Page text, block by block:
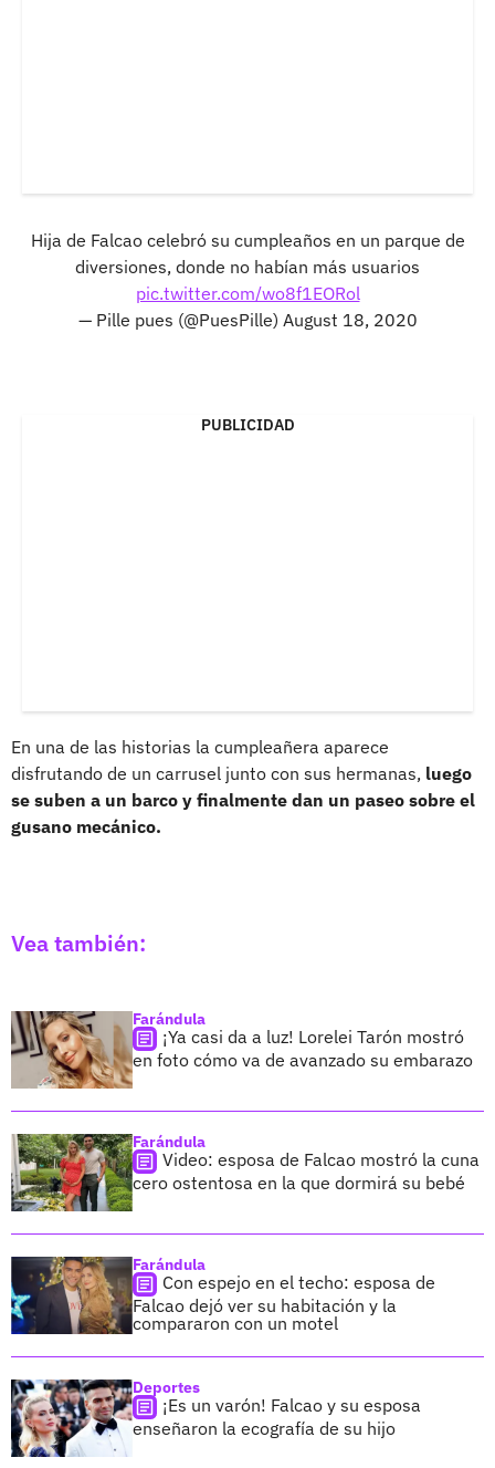
Hija de Falcao celebró su cumpleaños en un parque de
diversiones, donde no habían más usuarios
pic.twitter.com/wo8f1EORol
— Pille pues (@PuesPille) August 18, 2020
PUBLICIDAD
En una de las historias la cumpleañera aparece
disfrutando de un carrusel junto con sus hermanas, luego
se suben a un barco y finalmente dan un paseo sobre el
gusano mecánico.
Vea también:
Farándula
¡Ya casi da a luz! Lorelei Tarón mostró
en foto cómo va de avanzado su embarazo
Farándula
Video: esposa de Falcao mostró la cuna
cero ostentosa en la que dormirá su bebé
Farándula
Con espejo en el techo: esposa de
Falcao dejó ver su habitación y la
compararon con un motel
Deportes
¡Es un varón! Falcao y su esposa
enseñaron la ecografía de su hijo